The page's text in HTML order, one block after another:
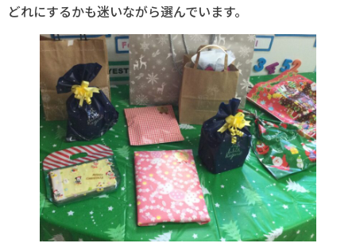
どれにするかも迷いながら選んでいます。